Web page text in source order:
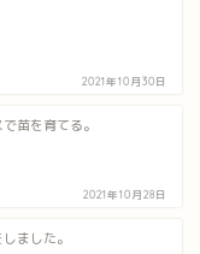
2021年10月30日
苗を育てる。
2021年10月28日
ました。